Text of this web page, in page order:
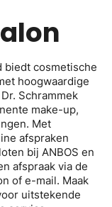
biedt cosmetische
hoogwaardige
Schrammek
make-up,
Met
afspraken
bij ANBOS en
afspraak via de
of e-mail. Maak
uitstekende